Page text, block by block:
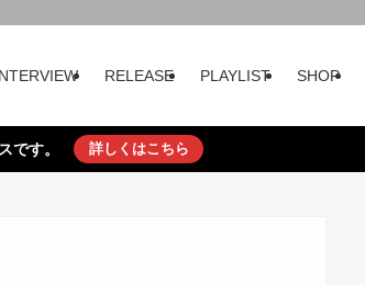
RELEASE PLAYLIST SHOP
です。 詳しくはこちら